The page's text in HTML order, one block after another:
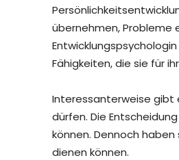
übernehmen, Probleme
Fähigkeiten, die sie für
Interessanterweise gibt
dürfen. Die
können. Dennoch
dienen können.